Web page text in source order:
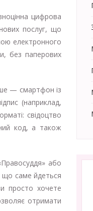
цифрова
послуг, що
електронного
без паперових
— смартфон із
(наприклад,
свідоцтво
код, а також
або
що саме йдеться
просто хочете
отримати